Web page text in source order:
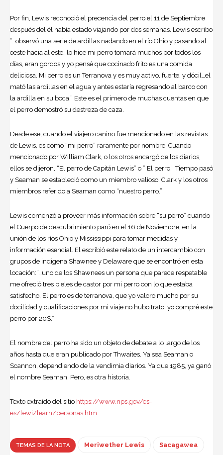
Por fin, Lewis reconoció el precencia del perro el 11 de Septiembre
después del él había estado viajando por dos semanas. Lewis escribo
“…observó una serie de ardillas nadando en el río Ohio y pasando al
oeste hacia al este…lo hice mi perro tomará muchos por todos los
días, eran gordos y yo pensé que cocinado frito es una comida
deliciosa. Mi perro es un Terranova y es muy activo, fuerte, y dócil…el
mató las ardillas en el agua y antes estaría regresando al barco con
la ardilla en su boca.” Este es el primero de muchas cuentas en que
el perro demostró su destreza de caza.
Desde ese, cuando el viajero canino fue mencionado en las revistas
de Lewis, es como “mi perro” raramente por nombre. Cuando
mencionado por William Clark, o los otros encargó de los diarios,
ellos se dijeron, “El perro de Capitán Lewis” o ” El perro.” Tiempo pasó
y Seaman se estableció como un miembro valioso. Clark y los otros
miembros referido a Seaman como “nuestro perro.”
Lewis comenzó a proveer más información sobre “su perro” cuando
el Cuerpo de descubrimiento paró en el 16 de Noviembre, en la
unión de los ríos Ohio y Mississippi para tomar medidas y
información esencial. El escribió este relato de un intercambio con
grupos de indigena Shawnee y Delaware que se encontró en esta
locación:”…uno de los Shawnees un persona que parece respetable
me ofreció tres pieles de castor por mi perro con lo que estaba
satisfecho, El perro es de terranova, que yo valoro mucho por su
docilidad y cualificaciones por mi viaje no hubo trato, yo compré este
perro por 20$.”
El nombre del perro ha sido un objeto de debate a lo largo de los
años hasta que eran publicado por Thwaites. Ya sea Seaman o
Scannon, dependiendo de la vendimia diarios. Ya que 1985, ya ganó
el nombre Seaman. Pero, es otra historia.
Texto extraído del sitio https://www.nps.gov/es-
es/lewi/learn/personas.htm
TEMAS DE LA NOTA Meriwether Lewis Sacagawea